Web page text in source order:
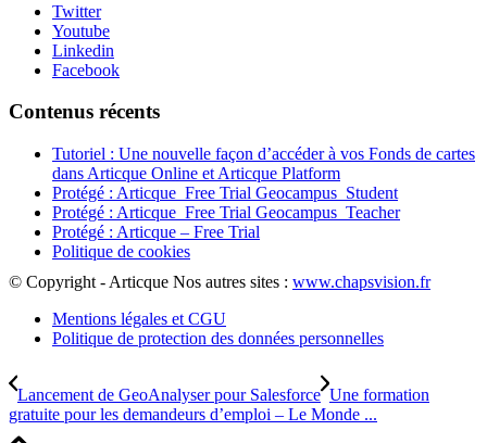
Twitter
Youtube
Linkedin
Facebook
Contenus récents
Tutoriel : Une nouvelle façon d’accéder à vos Fonds de cartes
dans Articque Online et Articque Platform
Protégé : Articque_Free Trial Geocampus_Student
Protégé : Articque_Free Trial Geocampus_Teacher
Protégé : Articque – Free Trial
Politique de cookies
© Copyright - Articque Nos autres sites : www.chapsvision.fr
Mentions légales et CGU
Politique de protection des données personnelles
Lancement de GeoAnalyser pour Salesforce Une formation
gratuite pour les demandeurs d’emploi – Le Monde ...